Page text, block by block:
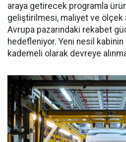
araya getirecek programla
geliştirilmesi, maliyet ve ölçek
Avrupa pazarındaki rekabet
hedefleniyor. Yeni nesil kabinin
kademeli olarak devreye